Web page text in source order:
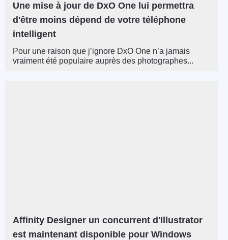
Une mise à jour de DxO One lui permettra
d'être moins dépend de votre téléphone
intelligent
Pour une raison que j’ignore DxO One n’a jamais
vraiment été populaire auprès des photographes...
Affinity Designer un concurrent d'Illustrator
est maintenant disponible pour Windows